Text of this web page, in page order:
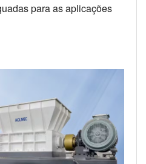
para as aplicações